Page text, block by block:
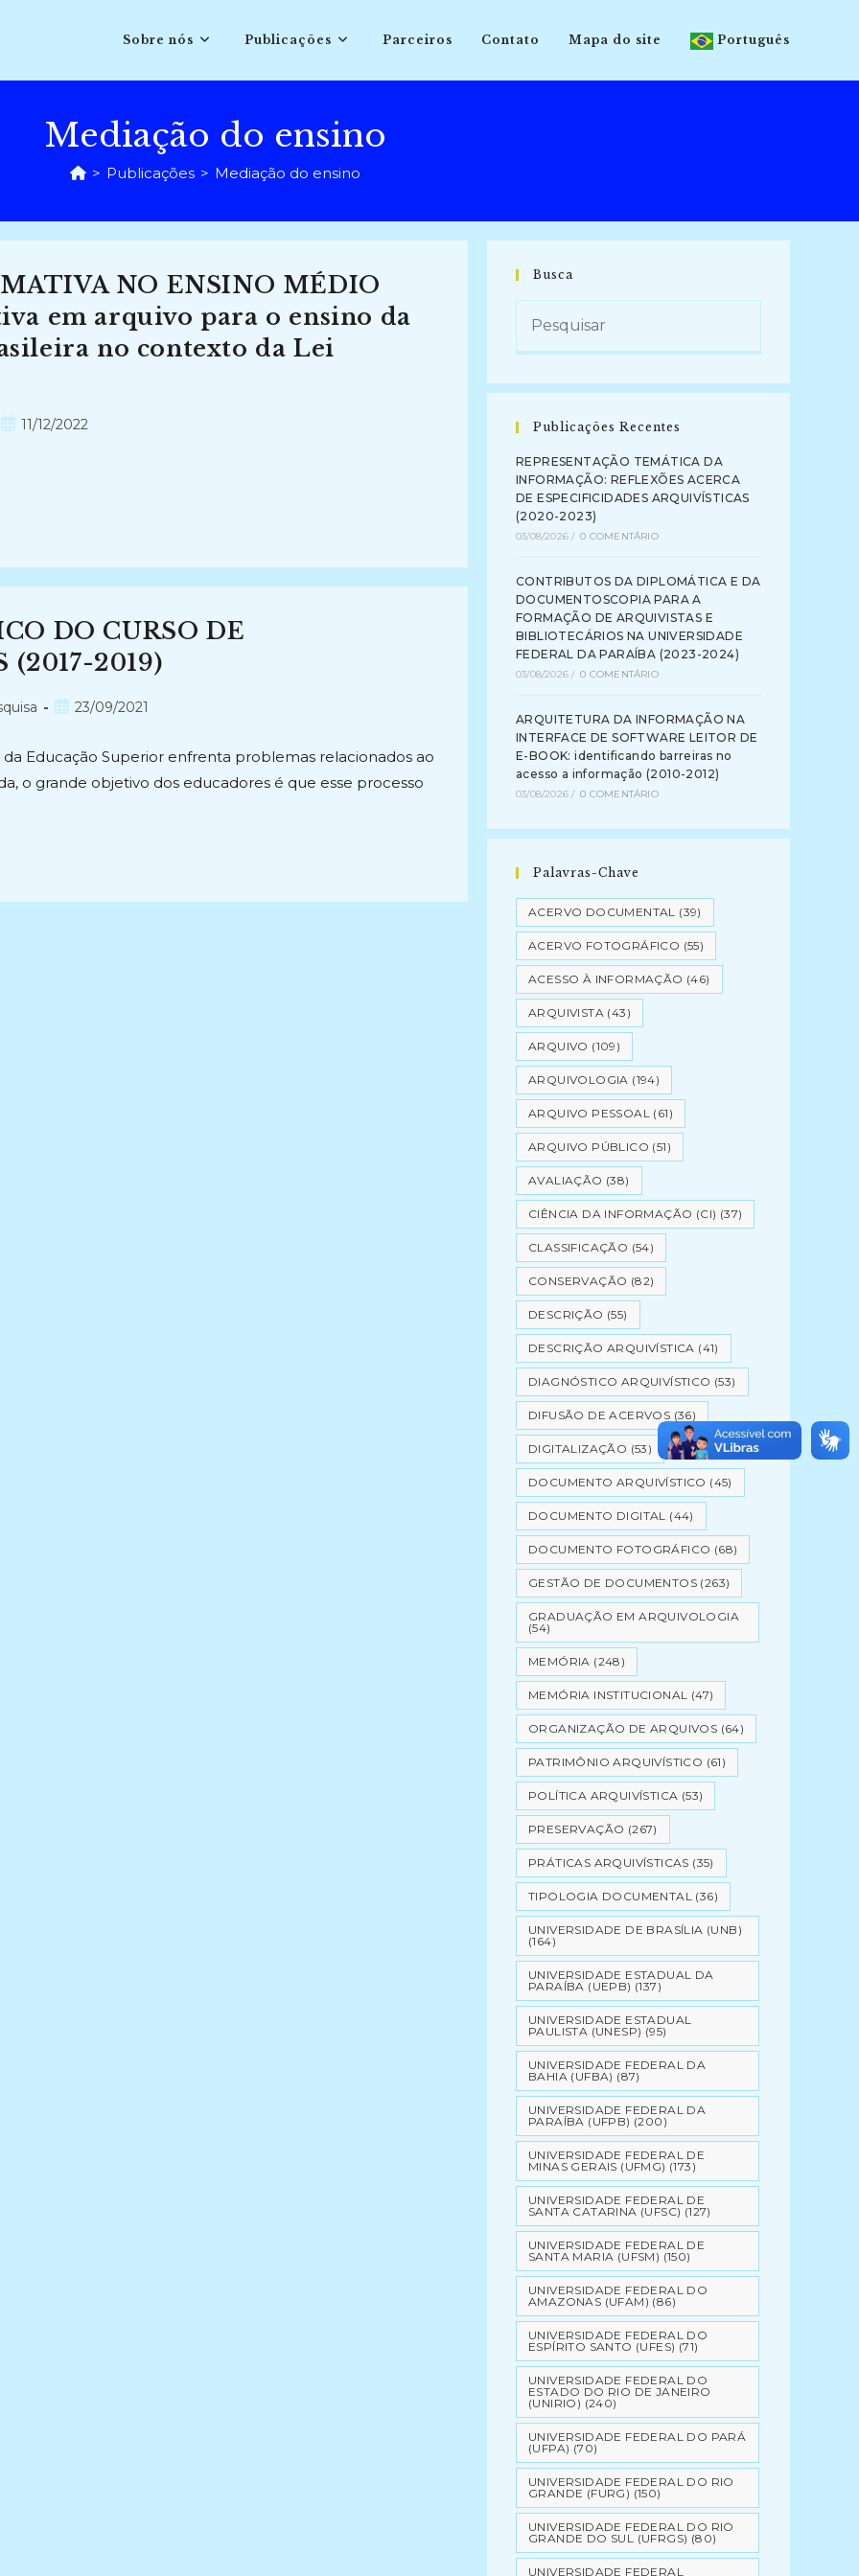
Sobre nós Publicações Parceiros Contato Mapa do site Português
Mediação do ensino
> Publicações > Mediação do ensino
NO ENSINO MÉDIO
em arquivo para o ensino da
no contexto da Lei
Post11/12/2022
DO CURSO DE
(2017-2019)
Post23/09/2021
da Educação Superior enfrenta problemas relacionados ao
o grande objetivo dos educadores é que esse processo
Busca
Publicações Recentes
REPRESENTAÇÃO TEMÁTICA DA
INFORMAÇÃO: REFLEXÕES ACERCA
DE ESPECIFICIDADES ARQUIVÍSTICAS
(2020-2023)
03/08/2026 / 0 COMENTÁRIO
CONTRIBUTOS DA DIPLOMÁTICA E DA
DOCUMENTOSCOPIA PARA A
FORMAÇÃO DE ARQUIVISTAS E
BIBLIOTECÁRIOS NA UNIVERSIDADE
FEDERAL DA PARAÍBA (2023-2024)
03/08/2026 / 0 COMENTÁRIO
ARQUITETURA DA INFORMAÇÃO NA
INTERFACE DE SOFTWARE LEITOR DE
E-BOOK: identificando barreiras no
acesso a informação (2010-2012)
03/08/2026 / 0 COMENTÁRIO
Palavras-Chave
ACERVO DOCUMENTAL (39)
ACERVO FOTOGRÁFICO (55)
ACESSO À INFORMAÇÃO (46)
ARQUIVISTA (43)
ARQUIVO (109)
ARQUIVOLOGIA (194)
ARQUIVO PESSOAL (61)
ARQUIVO PÚBLICO (51)
AVALIAÇÃO (38)
CIÊNCIA DA INFORMAÇÃO (CI) (37)
CLASSIFICAÇÃO (54)
CONSERVAÇÃO (82)
DESCRIÇÃO (55)
DESCRIÇÃO ARQUIVÍSTICA (41)
DIAGNÓSTICO ARQUIVÍSTICO (53)
DIFUSÃO DE ACERVOS (36)
DIGITALIZAÇÃO (53)
DOCUMENTO ARQUIVÍSTICO (45)
DOCUMENTO DIGITAL (44)
DOCUMENTO FOTOGRÁFICO (68)
GESTÃO DE DOCUMENTOS (263)
GRADUAÇÃO EM ARQUIVOLOGIA
(54)
MEMÓRIA (248)
MEMÓRIA INSTITUCIONAL (47)
ORGANIZAÇÃO DE ARQUIVOS (64)
PATRIMÔNIO ARQUIVÍSTICO (61)
POLÍTICA ARQUIVÍSTICA (53)
PRESERVAÇÃO (267)
PRÁTICAS ARQUIVÍSTICAS (35)
TIPOLOGIA DOCUMENTAL (36)
UNIVERSIDADE DE BRASÍLIA (UNB)
(164)
UNIVERSIDADE ESTADUAL DA
PARAÍBA (UEPB) (137)
UNIVERSIDADE ESTADUAL
PAULISTA (UNESP) (95)
UNIVERSIDADE FEDERAL DA
BAHIA (UFBA) (87)
UNIVERSIDADE FEDERAL DA
PARAÍBA (UFPB) (200)
UNIVERSIDADE FEDERAL DE
MINAS GERAIS (UFMG) (173)
UNIVERSIDADE FEDERAL DE
SANTA CATARINA (UFSC) (127)
UNIVERSIDADE FEDERAL DE
SANTA MARIA (UFSM) (150)
UNIVERSIDADE FEDERAL DO
AMAZONAS (UFAM) (86)
UNIVERSIDADE FEDERAL DO
ESPÍRITO SANTO (UFES) (71)
UNIVERSIDADE FEDERAL DO
ESTADO DO RIO DE JANEIRO
(UNIRIO) (240)
UNIVERSIDADE FEDERAL DO PARÁ
(UFPA) (70)
UNIVERSIDADE FEDERAL DO RIO
GRANDE (FURG) (150)
UNIVERSIDADE FEDERAL DO RIO
GRANDE DO SUL (UFRGS) (80)
UNIVERSIDADE FEDERAL